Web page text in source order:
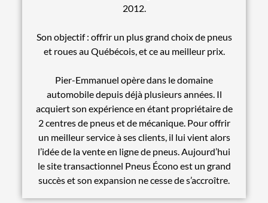
2012.
Son objectif : offrir un plus grand choix de pneus
et roues au Québécois, et ce au meilleur prix.
Pier-Emmanuel opère dans le domaine
automobile depuis déjà plusieurs années. Il
acquiert son expérience en étant propriétaire de
2 centres de pneus et de mécanique. Pour offrir
un meilleur service à ses clients, il lui vient alors
l’idée de la vente en ligne de pneus. Aujourd’hui
le site transactionnel Pneus Écono est un grand
succès et son expansion ne cesse de s’accroître.